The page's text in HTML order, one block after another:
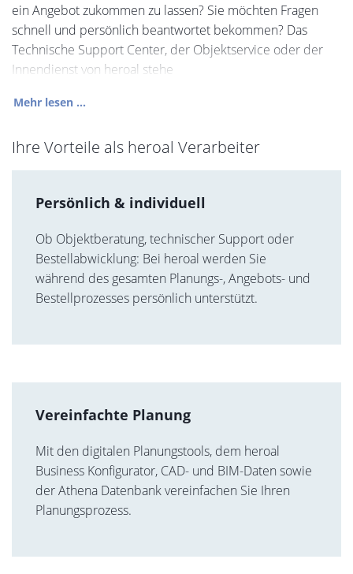
ein Angebot zukommen zu lassen? Sie möchten Fragen
schnell und persönlich beantwortet bekommen? Das
Technische Support Center, der Objektservice oder der
Innendienst von heroal stehe
Mehr lesen ...
Ihre Vorteile als heroal Verarbeiter
Persönlich & individuell
Ob Objektberatung, technischer Support oder
Bestellabwicklung: Bei heroal werden Sie
während des gesamten Planungs-, Angebots- und
Bestellprozesses persönlich unterstützt.
Vereinfachte Planung
Mit den digitalen Planungstools, dem heroal
Business Konfigurator, CAD- und BIM-Daten sowie
der Athena Datenbank vereinfachen Sie Ihren
Planungsprozess.